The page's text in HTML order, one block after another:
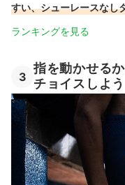
すい、シューレースなし
ランキングを見る
3
指を動かせる
チョイスしよう